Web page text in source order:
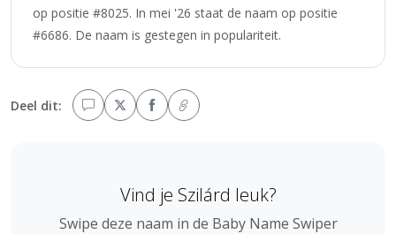
op positie #8025. In mei '26 staat de naam op positie
#6686. De naam is gestegen in populariteit.
Deel dit:
Vind je Szilárd leuk?
Swipe deze naam in de Baby Name Swiper